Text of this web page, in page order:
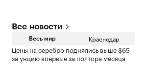
Все новости
Весь мир Краснодар
Цены на серебро поднялись выше $65
за унцию впервые за полтора месяца